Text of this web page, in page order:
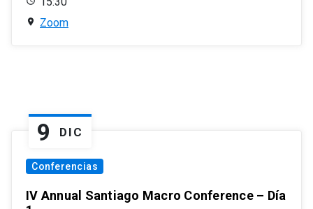
Zoom
9 DIC
Conferencias
IV Annual Santiago Macro Conference – Día